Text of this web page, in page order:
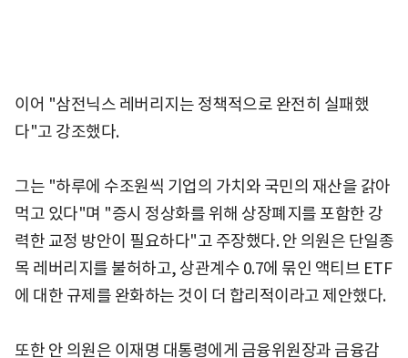
이어 "삼전닉스 레버리지는 정책적으로 완전히 실패했
다"고 강조했다.
그는 "하루에 수조원씩 기업의 가치와 국민의 재산을 갉아
먹고 있다"며 "증시 정상화를 위해 상장폐지를 포함한 강
력한 교정 방안이 필요하다"고 주장했다. 안 의원은 단일종
목 레버리지를 불허하고, 상관계수 0.7에 묶인 액티브 ETF
에 대한 규제를 완화하는 것이 더 합리적이라고 제안했다.
또한 안 의원은 이재명 대통령에게 금융위원장과 금융감